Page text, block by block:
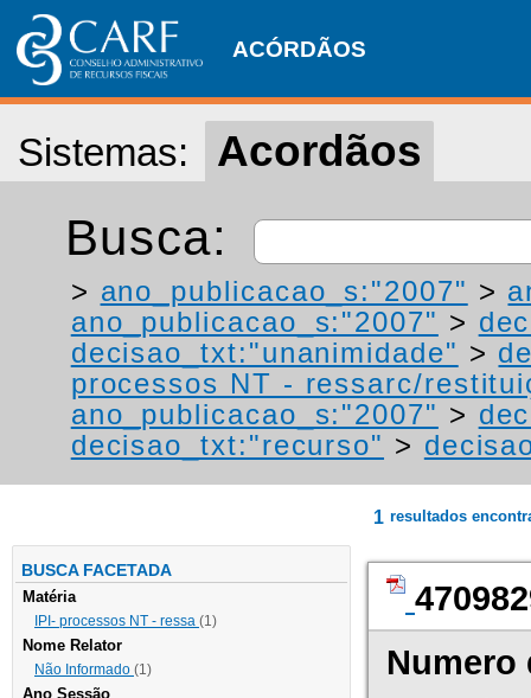
ACÓRDÃOS
Sistemas: Acordãos
Busca:
> ano_publicacao_s:"2007" >
ano_publicacao_s:"2007" >
decisao_txt:"unanimidade" >
processos NT - ressarc/
ano_publicacao_s:"2007" >
decisao_txt:"recurso" >
BUSCA FACETADA
Matéria
IPI- processos NT - ressa (1)
Nome Relator
Não Informado (1)
Ano Sessão
1 resultados
Numero